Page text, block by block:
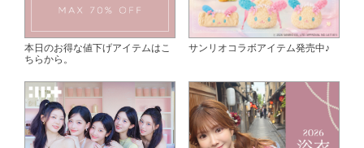
本日のお得な値下げアイテムはこ
ちらから。
サンリオコラボアイテム発売中♪